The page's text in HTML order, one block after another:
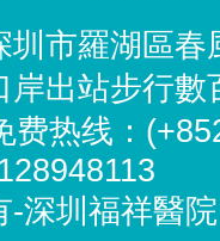
圳市羅湖區春
岸出站步行數
费热线：
-深圳福祥醫院